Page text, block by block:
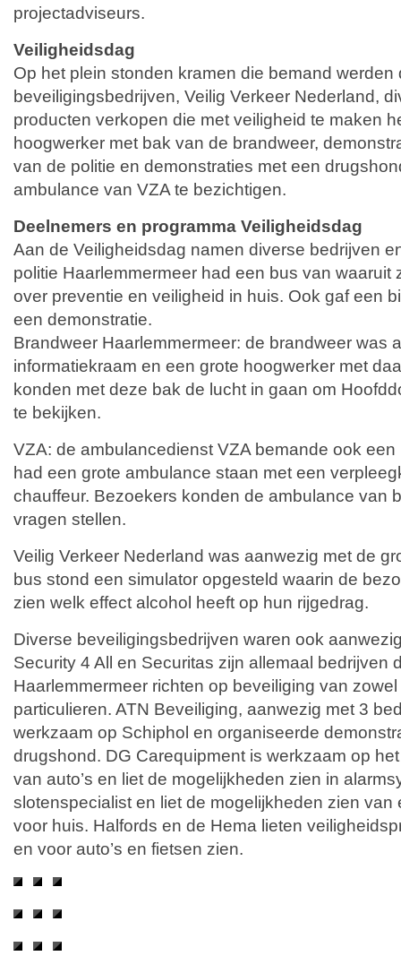
projectadviseurs.
Veiligheidsdag
Op het plein stonden kramen die bemand werden
beveiligingsbedrijven, Veilig Verkeer Nederland,
producten verkopen die met veiligheid te maken
hoogwerker met bak van de brandweer,
van de politie en demonstraties met een
ambulance van VZA te bezichtigen.
Deelnemers en programma Veiligheidsdag
Aan de Veiligheidsdag namen diverse bedrijven
politie Haarlemmermeer had een bus van waaruit
over preventie en veiligheid in huis. Ook gaf een
een demonstratie.
Brandweer Haarlemmermeer: de brandweer was
informatiekraam en een grote hoogwerker met
konden met deze bak de lucht in gaan om
te bekijken.
VZA: de ambulancedienst VZA bemande ook
had een grote ambulance staan met een
chauffeur. Bezoekers konden de ambulance van
vragen stellen.
Veilig Verkeer Nederland was aanwezig met de
bus stond een simulator opgesteld waarin de
zien welk effect alcohol heeft op hun rijgedrag.
Diverse beveiligingsbedrijven waren ook
Security 4 All en Securitas zijn allemaal bedrijven
Haarlemmermeer richten op beveiliging van
particulieren. ATN Beveiliging, aanwezig met 3
werkzaam op Schiphol en organiseerde
drugshond. DG Carequipment is werkzaam op
van auto’s en liet de mogelijkheden zien in
slotenspecialist en liet de mogelijkheden zien van
voor huis. Halfords en de Hema lieten
en voor auto’s en fietsen zien.